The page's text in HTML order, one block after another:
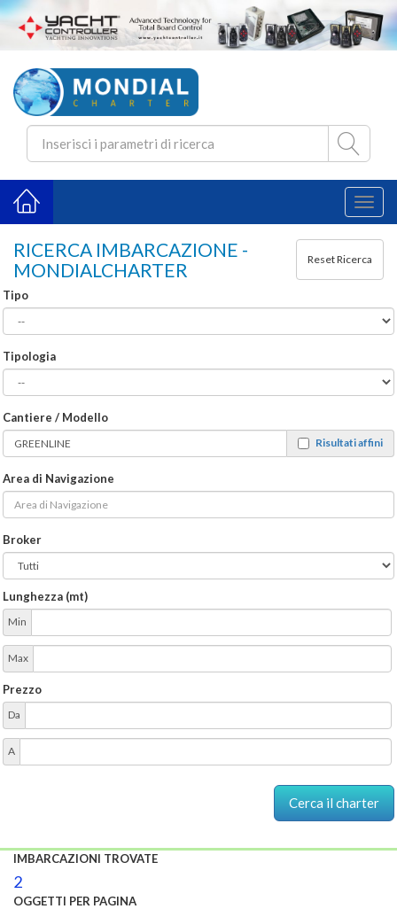
RICERCA IMBARCAZIONE -
MONDIALCHARTER
Tipo
Tipologia
Cantiere / Modello
Risultati affini
Area di Navigazione
Broker
Lunghezza (mt)
Min
Max
Prezzo
Da
A
IMBARCAZIONI TROVATE
2
OGGETTI PER PAGINA